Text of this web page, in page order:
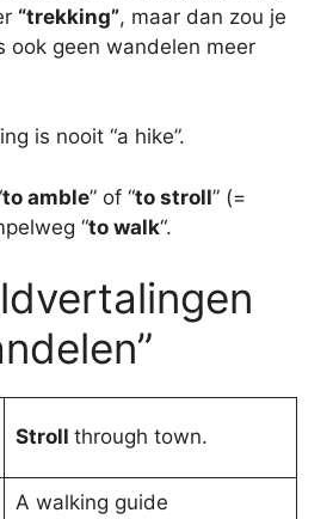
“trekking”, maar dan zou je
ook geen wandelen meer
is nooit “a hike”.
to amble” of “to stroll” (=
“to walk“.
Stroll through town.
A walking guide